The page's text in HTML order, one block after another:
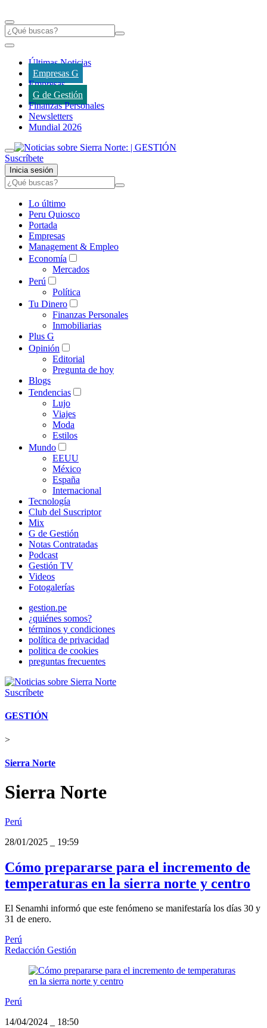
Últimas Noticias
Empresas G
Empresas
G de Gestión
Finanzas Personales
Newsletters
Mundial 2026
Suscríbete
Inicia sesión
Lo último
Peru Quiosco
Portada
Empresas
Management & Empleo
Economía
Mercados
Perú
Política
Tu Dinero
Finanzas Personales
Inmobiliarias
Plus G
Opinión
Editorial
Pregunta de hoy
Blogs
Tendencias
Lujo
Viajes
Moda
Estilos
Mundo
EEUU
México
España
Internacional
Tecnología
Club del Suscriptor
Mix
G de Gestión
Notas Contratadas
Podcast
Gestión TV
Videos
Fotogalerías
gestion.pe
¿quiénes somos?
términos y condiciones
política de privacidad
politica de cookies
preguntas frecuentes
Suscríbete
GESTIÓN
>
Sierra Norte
Sierra Norte
Perú
28/01/2025
19:59
Cómo prepararse para el incremento de
temperaturas en la sierra norte y centro
El Senamhi informó que este fenómeno se manifestaría los días 30 y
31 de enero.
Perú
Redacción Gestión
Perú
14/04/2024
18:50